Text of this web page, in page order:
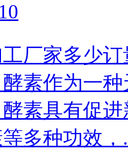
厂家多少
素作为一
素具有促
多种功效